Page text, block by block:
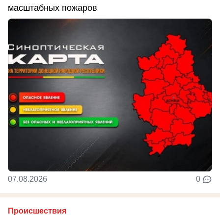
масштабных пожаров
07.08.2026 0
Происшествия